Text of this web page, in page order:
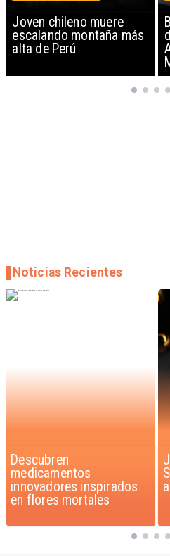
Brasil reduce contacto
diplomático con
Argentina por dichos de
Jim Carrey se une a Los
Supersónicos en live-
action
Noticias Recientes